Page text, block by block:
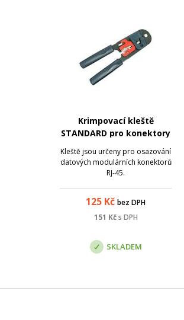
Krimpovací kleště
STANDARD pro konektory
RJ-45
Kleště jsou určeny pro osazování
datových modulárních konektorů
RJ-45.
125 Kč bez DPH
151 Kč s DPH
SKLADEM